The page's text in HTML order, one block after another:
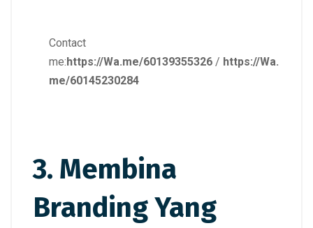
Contact
me:https://Wa.me/60139355326 / https://Wa.
me/60145230284
3. Membina
Branding Yang